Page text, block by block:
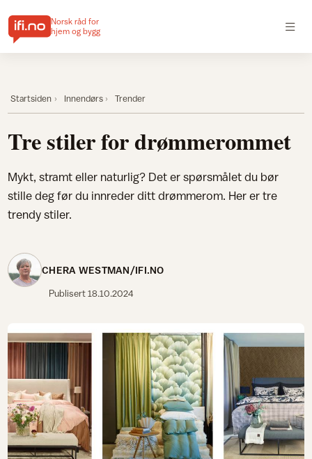
Norsk råd for
hjem og bygg
Startsiden Innendørs Trender
Tre stiler for drømmerommet
Mykt, stramt eller naturlig? Det er spørsmålet du bør
stille deg før du innreder ditt drømmerom. Her er tre
trendy stiler.
CHERA WESTMAN/IFI.NO
Publisert18.10.2024